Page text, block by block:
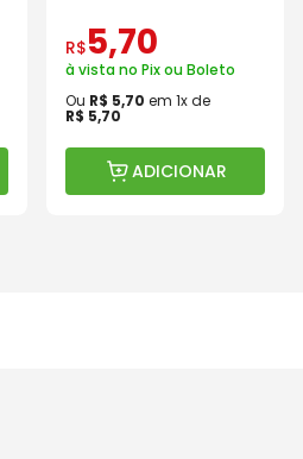
R$5,70
à vista no Pix ou Boleto
Ou R$ 5,70 em 1x de
R$ 5,70
ADICIONAR